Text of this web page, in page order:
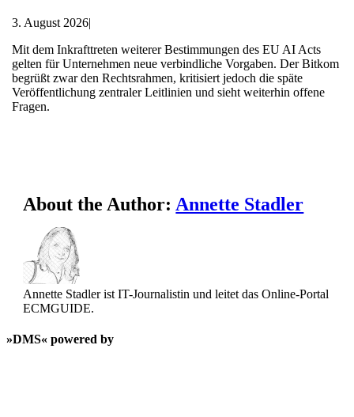
3. August 2026|
Mit dem Inkrafttreten weiterer Bestimmungen des EU AI Acts
gelten für Unternehmen neue verbindliche Vorgaben. Der Bitkom
begrüßt zwar den Rechtsrahmen, kritisiert jedoch die späte
Veröffentlichung zentraler Leitlinien und sieht weiterhin offene
Fragen.
About the Author: Annette Stadler
Annette Stadler ist IT-Journalistin und leitet das Online-Portal
ECMGUIDE.
»DMS« powered by